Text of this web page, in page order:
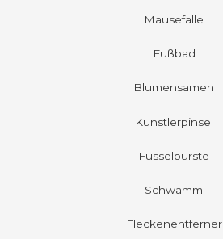
Mausefalle
Fußbad
Blumensamen
Künstlerpinsel
Fusselbürste
Schwamm
Fleckenentferner